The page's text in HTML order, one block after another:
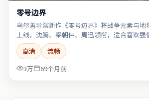
零号边界
乌尔善导演新作《零号边界》将战争元素与地
上线，沈腾、梁朝伟、周迅领衔，适合喜欢强
高清
流畅
3万
69个月前